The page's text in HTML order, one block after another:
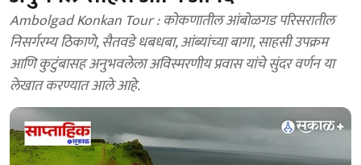
Ambolgad Konkan Tour : कोकणातील आंबोळगड परिसरातील
निसर्गरम्य ठिकाणे, सैतवडे धबधबा, आंब्यांच्या बागा, साहसी उपक्रम
आणि कुटुंबासह अनुभवलेला अविस्मरणीय प्रवास यांचे सुंदर वर्णन या
लेखात करण्यात आले आहे.